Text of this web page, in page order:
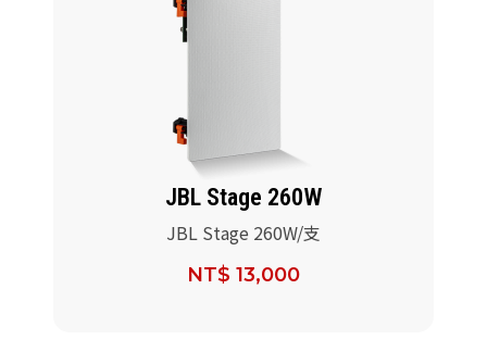
JBL Stage 260W
JBL Stage 260W/支
NT$ 13,000